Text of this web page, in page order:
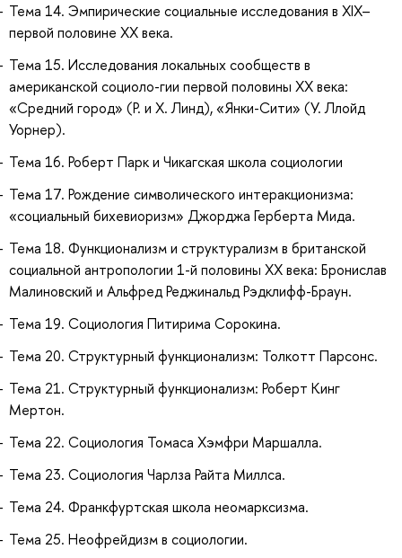
Тема 14. Эмпирические социальные исследования в XIX–
первой половине ХХ века.
Тема 15. Исследования локальных сообществ в
американской социоло-гии первой половины ХХ века:
«Средний город» (Р. и Х. Линд), «Янки-Сити» (У. Ллойд
Уорнер).
Тема 16. Роберт Парк и Чикагская школа социологии
Тема 17. Рождение символического интеракционизма:
«социальный бихевиоризм» Джорджа Герберта Мида.
Тема 18. Функционализм и структурализм в британской
социальной антропологии 1-й половины ХХ века: Бронислав
Малиновский и Альфред Реджинальд Рэдклифф-Браун.
Тема 19. Социология Питирима Сорокина.
Тема 20. Структурный функционализм: Толкотт Парсонс.
Тема 21. Структурный функционализм: Роберт Кинг
Мертон.
Тема 22. Социология Томаса Хэмфри Маршалла.
Тема 23. Социология Чарлза Райта Миллса.
Тема 24. Франкфуртская школа неомарксизма.
Тема 25. Неофрейдизм в социологии.